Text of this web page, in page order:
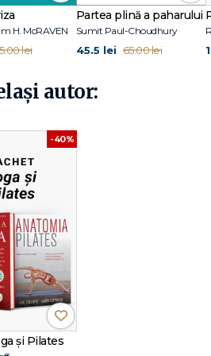
H. McRAVEN
lei
Partea plină a paharului
Sumit Paul-Choudhury
45.5 lei 65.00 lei
autor:
-40%
și Pilates